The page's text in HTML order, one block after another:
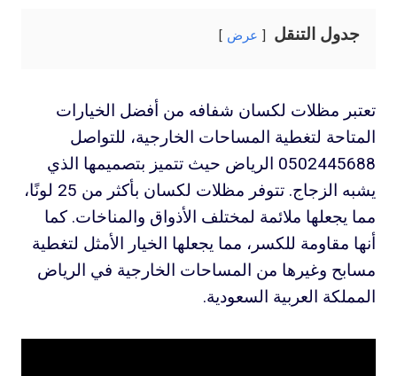
جدول التنقل عرض
تعتبر مظلات لكسان شفافه من أفضل الخيارات
المتاحة لتغطية المساحات الخارجية، للتواصل
0502445688 الرياض حيث تتميز بتصميمها الذي
يشبه الزجاج. تتوفر مظلات لكسان بأكثر من 25 لونًا،
مما يجعلها ملائمة لمختلف الأذواق والمناخات. كما
أنها مقاومة للكسر، مما يجعلها الخيار الأمثل لتغطية
مسابح وغيرها من المساحات الخارجية في الرياض
المملكة العربية السعودية.